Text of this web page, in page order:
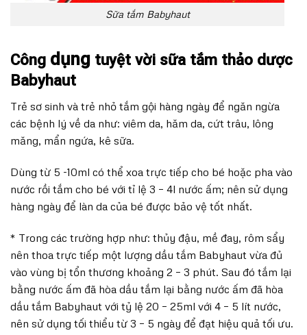
Sữa tắm Babyhaut
Công dụng tuyệt vời sữa tắm thảo dược
Babyhaut
Trẻ sơ sinh và trẻ nhỏ tắm gội hàng ngày để ngăn ngừa
các bệnh lý về da như: viêm da, hăm da, cứt trâu, lông
măng, mẩn ngứa, kê sữa.
Dùng từ 5 -10ml có thể xoa trực tiếp cho bé hoặc pha vào
nước rồi tắm cho bé với tỉ lệ 3 – 4l nước ấm; nên sử dụng
hàng ngày để làn da của bé được bảo vệ tốt nhất.
* Trong các trường hợp như: thủy đậu, mề đay, rôm sẩy
nên thoa trực tiếp một lượng dầu tắm Babyhaut vừa đủ
vào vùng bị tổn thương khoảng 2 – 3 phút. Sau đó tắm lại
bằng nước ấm đã hòa dầu tắm lại bằng nước ấm đã hòa
dầu tắm Babyhaut với tỷ lệ 20 – 25ml với 4 – 5 lít nước,
nên sử dụng tối thiểu từ 3 – 5 ngày để đạt hiệu quả tối ưu.